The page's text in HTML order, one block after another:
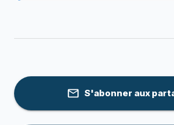
S'abonner aux